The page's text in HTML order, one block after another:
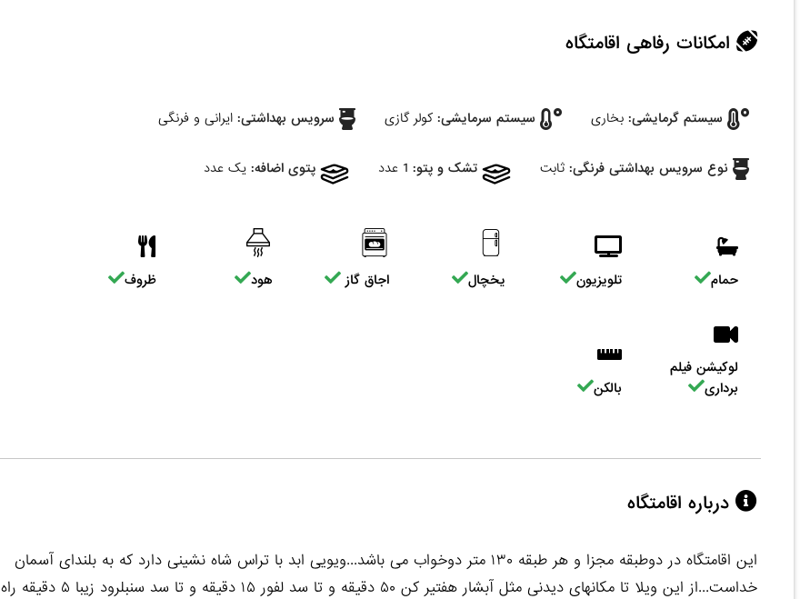
امکانات رفاهی اقامتگاه
سیستم گرمایشی: بخاری سیستم سرمایشی: کولر گازی سرویس بهداشتی: ایرانی و فرنگی
نوع سرویس بهداشتی فرنگی: ثابت تشک و پتو: 1 عدد پتوی اضافه: یک عدد
حمام تلویزیون یخچال اجاق گاز هود ظروف
لوکیشن فیلم
برداری
بالکن
درباره اقامتگاه
این اقامتگاه در دوطبقه مجزا و هر طبقه ۱۳۰ متر دوخواب می باشد...ویویی ابد با تراس شاه نشینی دارد که به بلندای آسمان
خداست...از این ویلا تا مکانهای دیدنی مثل آبشار هفتیر کن ۵۰ دقیقه و تا سد لفور ۱۵ دقیقه و تا سد سنبلرود زیبا ۵ دقیقه راه